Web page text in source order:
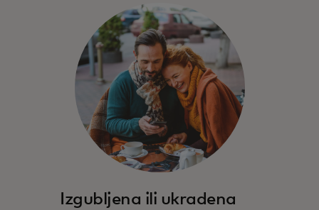
Izgubljena ili ukradena